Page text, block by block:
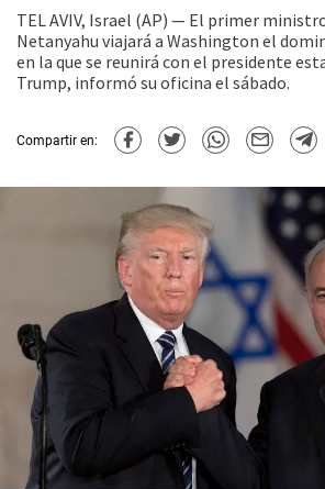
TEL AVIV, Israel (AP) — El primer
Netanyahu viajará a Washington el
en la que se reunirá con el presidente
Trump, informó su oficina el sábado.
Compartir en: